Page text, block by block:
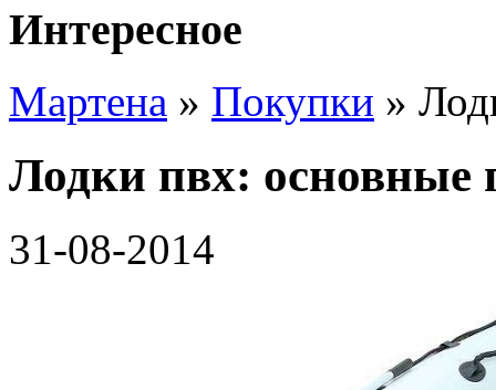
Интересное
Мартена » Покупки »
Лодки пвх:
31-08-2014